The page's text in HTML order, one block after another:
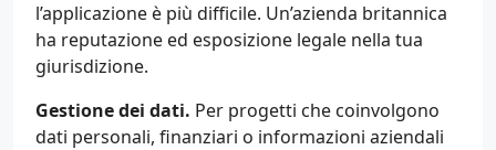
l’applicazione è più difficile. Un’azienda britannica
ha reputazione ed esposizione legale nella tua
giurisdizione.
Gestione dei dati. Per progetti che coinvolgono
dati personali, finanziari o informazioni aziendali